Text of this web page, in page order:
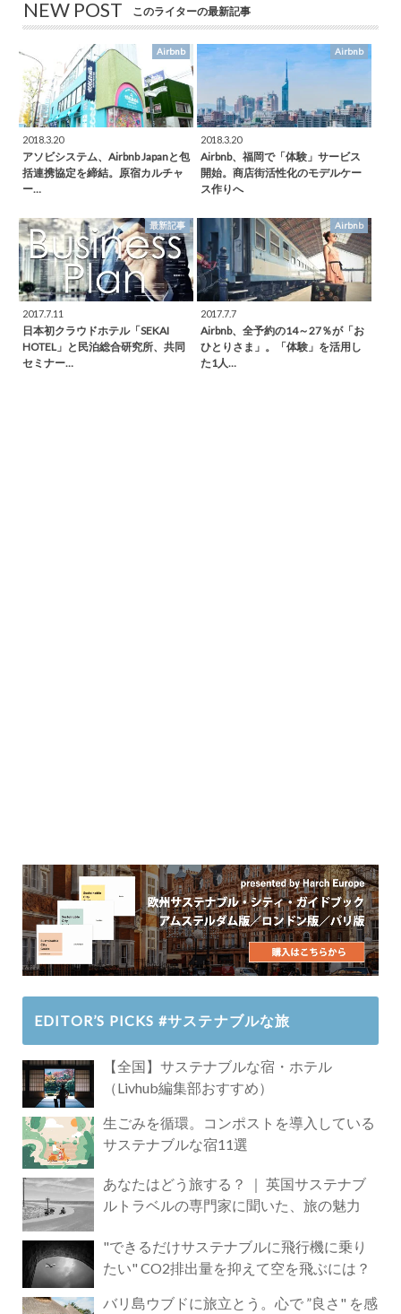
NEW POST このライターの最新記事
Airbnb
2018.3.20
アソビシステム、Airbnb Japanと包
括連携協定を締結。原宿カルチャ
ー…
Airbnb
2018.3.20
Airbnb、福岡で「体験」サービス
開始。商店街活性化のモデルケー
ス作りへ
最新記事
2017.7.11
日本初クラウドホテル「SEKAI
HOTEL」と民泊総合研究所、共同
セミナー…
Airbnb
2017.7.7
Airbnb、全予約の14～27％が「お
ひとりさま」。「体験」を活用し
た1人…
EDITOR’S PICKS #サステナブルな旅
【全国】サステナブルな宿・ホテル
（Livhub編集部おすすめ）
生ごみを循環。コンポストを導入している
サステナブルな宿11選
あなたはどう旅する？ ｜ 英国サステナブ
ルトラベルの専門家に聞いた、旅の魅力
"できるだけサステナブルに飛行機に乗り
たい" CO2排出量を抑えて空を飛ぶには？
バリ島ウブドに旅立とう。心で ”良さ" を感